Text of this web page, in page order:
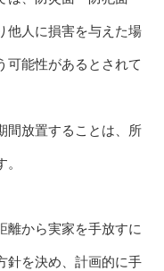
他人に損害を与えた場
可能性があるとされて
間放置することは、所
離から実家を手放すに
針を決め、計画的に手